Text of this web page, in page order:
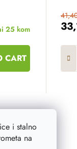
i stalno
na
25 kom
CART